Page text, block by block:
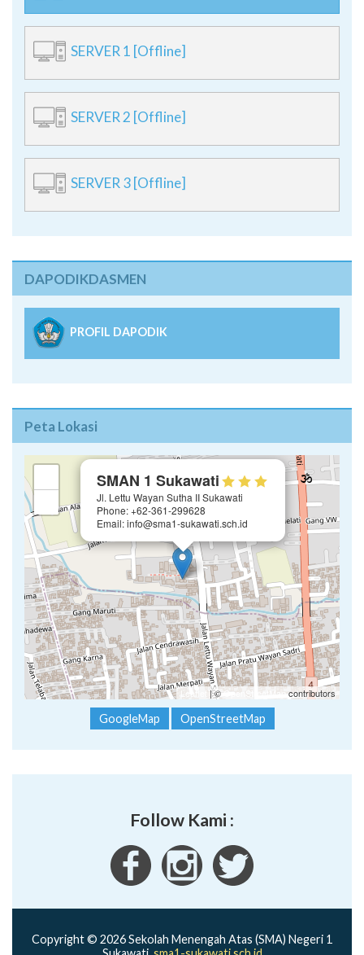
SERVER 1 [Offline]
SERVER 2 [Offline]
SERVER 3 [Offline]
DAPODIKDASMEN
PROFIL DAPODIK
Peta Lokasi
SMAN 1 Sukawati
Jl. Lettu Wayan Sutha II Sukawati
Phone: +62-361-299628
Email: info@sma1-sukawati.sch.id
Leaflet | ©OpenStreetMap contributors
GoogleMap OpenStreetMap
Follow Kami :
Copyright © 2026 Sekolah Menengah Atas (SMA) Negeri 1